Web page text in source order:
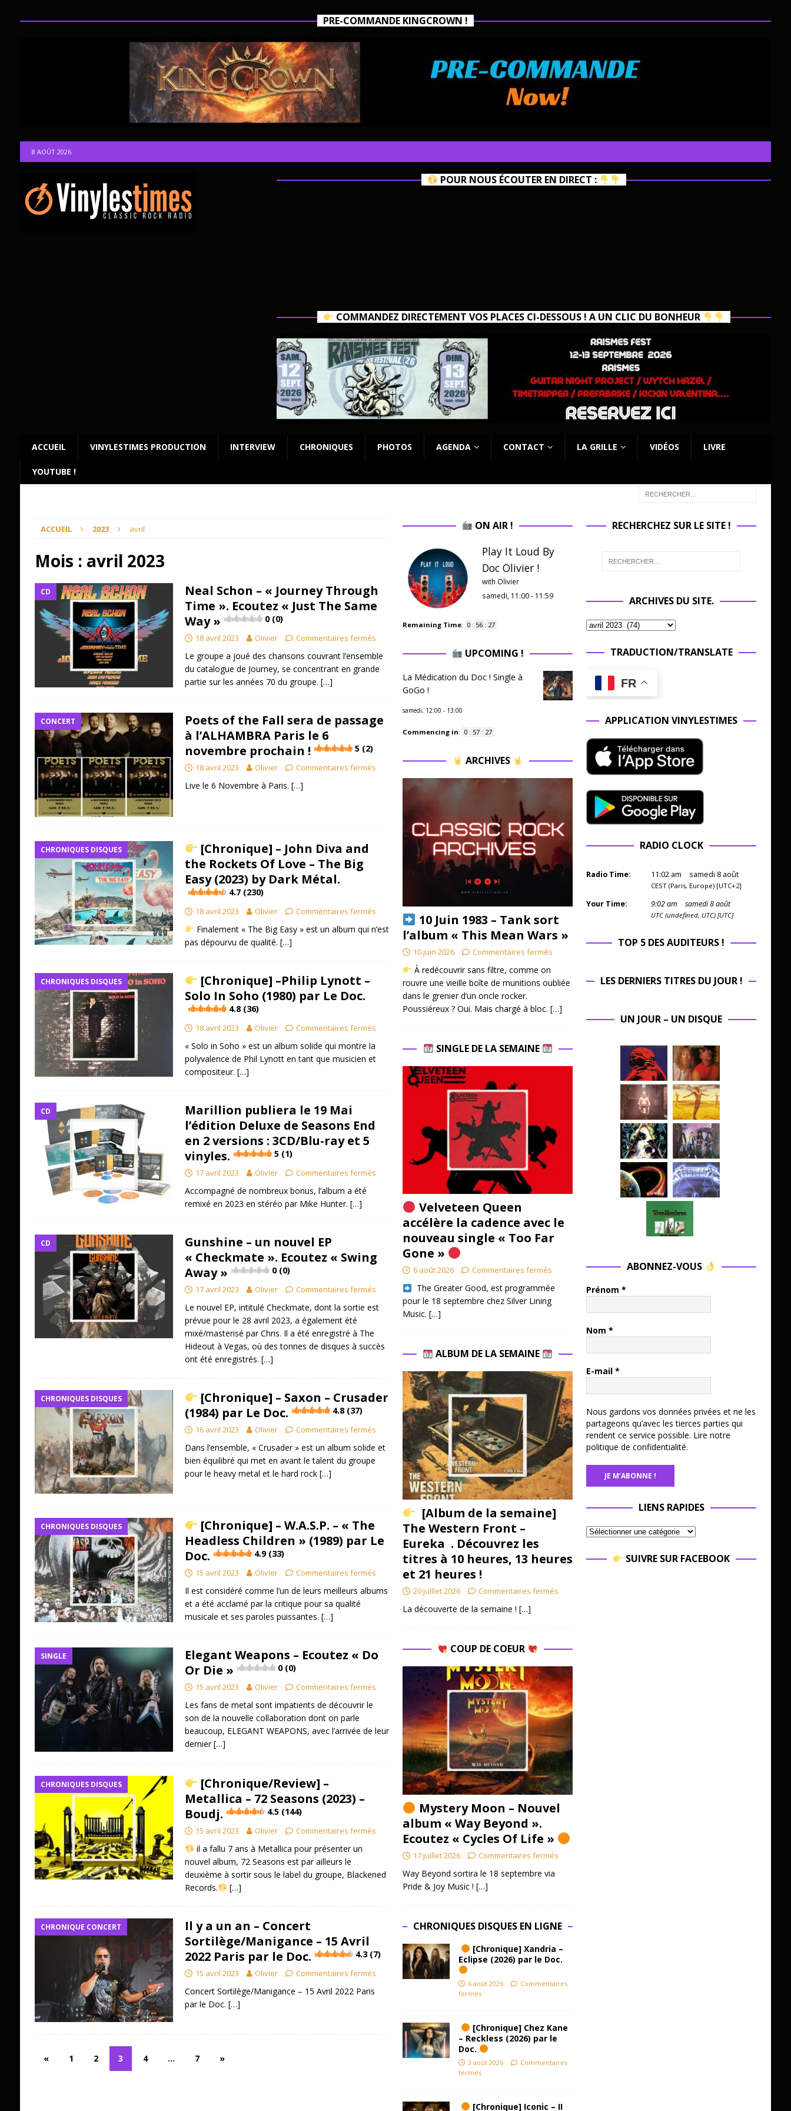
PRE-COMMANDE KINGCROWN !
8 AOÛT 2026
POUR NOUS ÉCOUTER EN DIRECT :
COMMANDEZ DIRECTEMENT VOS PLACES CI-DESSOUS ! A UN CLIC DU BONHEUR
ACCUEIL VINYLESTIMES PRODUCTION INTERVIEW CHRONIQUES PHOTOS AGENDA CONTACT LA GRILLE VIDÉOS LIVRE
YOUTUBE !
ACCUEIL 2023 avril
Mois : avril 2023
CD
Neal Schon – « Journey Through
Time ». Ecoutez « Just The Same
Way »
0 (0)
18 avril 2023 Olivier Commentaires fermés
Le groupe a joué des chansons couvrant l’ensemble
du catalogue de Journey, se concentrant en grande
partie sur les années 70 du groupe. […]
CONCERT
Poets of the Fall sera de passage
à l’ALHAMBRA Paris le 6
novembre prochain !
5 (2)
18 avril 2023 Olivier Commentaires fermés
Live le 6 Novembre à Paris. […]
CHRONIQUES DISQUES
[Chronique] – John Diva and
the Rockets Of Love – The Big
Easy (2023) by Dark Métal.
4.7 (230)
18 avril 2023 Olivier Commentaires fermés
Finalement « The Big Easy » est un album qui n’est
pas dépourvu de qualité. […]
CHRONIQUES DISQUES
[Chronique] –Philip Lynott –
Solo In Soho (1980) par Le Doc.
4.8 (36)
18 avril 2023 Olivier Commentaires fermés
« Solo in Soho » est un album solide qui montre la
polyvalence de Phil Lynott en tant que musicien et
compositeur. […]
CD
Marillion publiera le 19 Mai
l’édition Deluxe de Seasons End
en 2 versions : 3CD/Blu-ray et 5
vinyles.
5 (1)
17 avril 2023 Olivier Commentaires fermés
Accompagné de nombreux bonus, l’album a été
remixé en 2023 en stéréo par Mike Hunter. […]
CD
Gunshine – un nouvel EP
« Checkmate ». Ecoutez « Swing
Away »
0 (0)
17 avril 2023 Olivier Commentaires fermés
Le nouvel EP, intitulé Checkmate, dont la sortie est
prévue pour le 28 avril 2023, a également été
mixé/masterisé par Chris. Il a été enregistré à The
Hideout à Vegas, où des tonnes de disques à succès
ont été enregistrés. […]
CHRONIQUES DISQUES
[Chronique] – Saxon – Crusader
(1984) par Le Doc.
4.8 (37)
16 avril 2023 Olivier Commentaires fermés
Dans l’ensemble, « Crusader » est un album solide et
bien équilibré qui met en avant le talent du groupe
pour le heavy metal et le hard rock […]
CHRONIQUES DISQUES
[Chronique] – W.A.S.P. – « The
Headless Children » (1989) par Le
Doc.
4.9 (33)
15 avril 2023 Olivier Commentaires fermés
Il est considéré comme l’un de leurs meilleurs albums
et a été acclamé par la critique pour sa qualité
musicale et ses paroles puissantes. […]
SINGLE
Elegant Weapons – Ecoutez « Do
Or Die »
0 (0)
15 avril 2023 Olivier Commentaires fermés
Les fans de metal sont impatients de découvrir le
son de la nouvelle collaboration dont on parle
beaucoup, ELEGANT WEAPONS, avec l’arrivée de leur
dernier[…]
CHRONIQUES DISQUES
[Chronique/Review] –
Metallica – 72 Seasons (2023) –
Boudj.
4.5 (144)
15 avril 2023 Olivier Commentaires fermés
il a fallu 7 ans à Metallica pour présenter un
nouvel album, 72 Seasons est par ailleurs le
deuxième à sortir sous le label du groupe, Blackened
Records.
[…]
CHRONIQUE CONCERT
Il y a un an – Concert
Sortilège/Manigance – 15 Avril
2022 Paris par le Doc.
4.3 (7)
15 avril 2023 Olivier Commentaires fermés
Concert Sortilège/Manigance – 15 Avril 2022 Paris
par le Doc. […]
« 1 2 3 4 … 7 »
ON AIR !
Play It Loud By
Doc Olivier !
with Olivier
samedi, 11:00 - 11:59
Remaining Time: 0 : 56 : 26
UPCOMING !
La Médication du Doc ! Single à
GoGo !
samedi, 12:00 - 13:00
Commencing in: 0 : 57 : 26
ARCHIVES
10 Juin 1983 – Tank sort
l’album « This Mean Wars »
10 juin 2026 Commentaires fermés
À redécouvrir sans filtre, comme on
rouvre une vieille boîte de munitions oubliée
dans le grenier d’un oncle rocker.
Poussiéreux ? Oui. Mais chargé à bloc. […]
SINGLE DE LA SEMAINE
Velveteen Queen
accélère la cadence avec le
nouveau single « Too Far
Gone »
6 août 2026 Commentaires fermés
​ The Greater Good, est programmée
pour le 18 septembre chez Silver Lining
Music. […]
ALBUM DE LA SEMAINE
[Album de la semaine]
The Western Front –
Eureka . Découvrez les
titres à 10 heures, 13 heures
et 21 heures !
20 juillet 2026 Commentaires fermés
La découverte de la semaine ! […]
COUP DE COEUR
Mystery Moon – Nouvel
album « Way Beyond ».
Ecoutez « Cycles Of Life »
17 juillet 2026 Commentaires fermés
Way Beyond sortira le 18 septembre via
Pride & Joy Music ! […]
CHRONIQUES DISQUES EN LIGNE
[Chronique] Xandria –
Eclipse (2026) par le Doc.
6 août 2026
Commentaires
fermés
[Chronique] Chez Kane
– Reckless (2026) par le
Doc.
3 août 2026
Commentaires
fermés
[Chronique] Iconic – II
RECHERCHEZ SUR LE SITE !
ARCHIVES DU SITE.
TRADUCTION/TRANSLATE
FR
APPLICATION VINYLESTIMES
RADIO CLOCK
Radio Time: 11:02 am samedi 8 août
CEST (Paris, Europe) [UTC+2]
Your Time: 9:02am samedi 8 août
UTC (undefined, UTC) [UTC]
TOP 5 DES AUDITEURS !
LES DERNIERS TITRES DU JOUR !
UN JOUR – UN DISQUE
ABONNEZ-VOUS
Prénom *
Nom *
E-mail *
Nous gardons vos données privées et ne les
partageons qu’avec les tierces parties qui
rendent ce service possible. Lire notre
politique de confidentialité.
LIENS RAPIDES
SUIVRE SUR FACEBOOK